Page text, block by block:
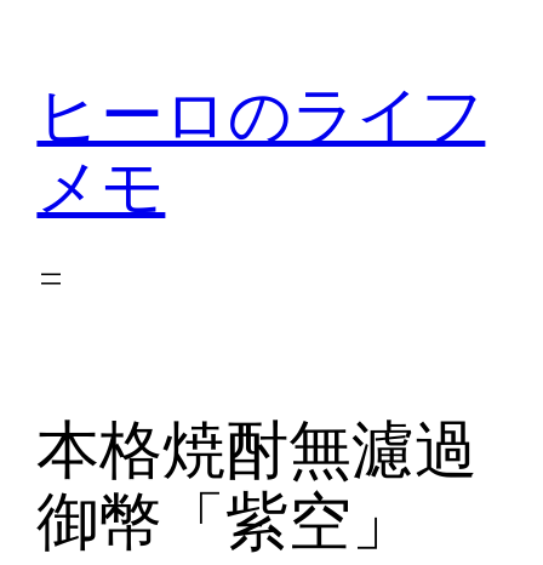
ヒーロのライフ
メモ
本格焼酎無濾過
御幣「紫空」